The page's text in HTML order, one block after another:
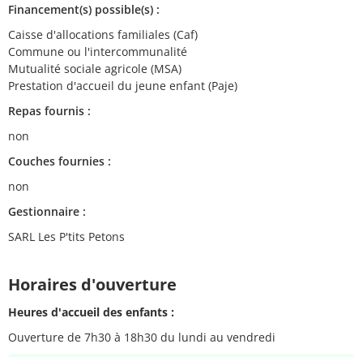
Financement(s) possible(s) :
Caisse d'allocations familiales (Caf)
Commune ou l'intercommunalité
Mutualité sociale agricole (MSA)
Prestation d'accueil du jeune enfant (Paje)
Repas fournis :
non
Couches fournies :
non
Gestionnaire :
SARL Les P'tits Petons
Horaires d'ouverture
Heures d'accueil des enfants :
Ouverture de 7h30 à 18h30 du lundi au vendredi